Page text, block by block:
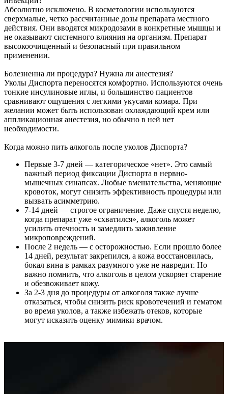
Абсолютно исключено. В косметологии используются
сверхмалые, четко рассчитанные дозы препарата местного
действия. Они вводятся микродозами в конкретные мышцы и
не оказывают системного влияния на организм. Препарат
высокоочищенный и безопасный при правильном
применении.
Болезненна ли процедура? Нужна ли анестезия?
Уколы Диспорта переносятся комфортно. Используются очень
тонкие инсулиновые иглы, и большинство пациентов
сравнивают ощущения с легкими укусами комара. При
желании может быть использован охлаждающий крем или
аппликационная анестезия, но обычно в ней нет
необходимости.
Когда можно пить алкоголь после уколов Диспорта?
Первые 3-7 дней — категорическое «нет». Это самый
важный период фиксации Диспорта в нервно-
мышечных синапсах. Любые вмешательства, меняющие
кровоток, могут снизить эффективность процедуры или
вызвать асимметрию.
7-14 дней — строгое ограничение. Даже спустя неделю,
когда препарат уже «схватился», алкоголь может
усилить отечность и замедлить заживление
микроповреждений.
После 2 недель — с осторожностью. Если прошло более
14 дней, результат закрепился, а кожа восстановилась,
бокал вина в рамках разумного уже не навредит. Но
важно помнить, что алкоголь в целом ускоряет старение
и обезвоживает кожу.
За 2-3 дня до процедуры от алкоголя также лучше
отказаться, чтобы снизить риск кровотечений и гематом
во время уколов, а также избежать отеков, которые
могут исказить оценку мимики врачом.